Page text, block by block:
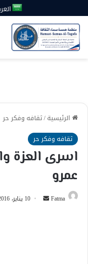
الرئيسية/ثقافه وفكر حر
ثقافه وفكر حر
اسرى العزة
عمرو
Fatma
أرسل 10 يناير، 2016